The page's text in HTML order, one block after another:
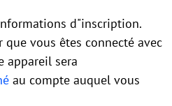
d"inscription.
vous êtes connecté avec
appareil sera
au compte auquel vous